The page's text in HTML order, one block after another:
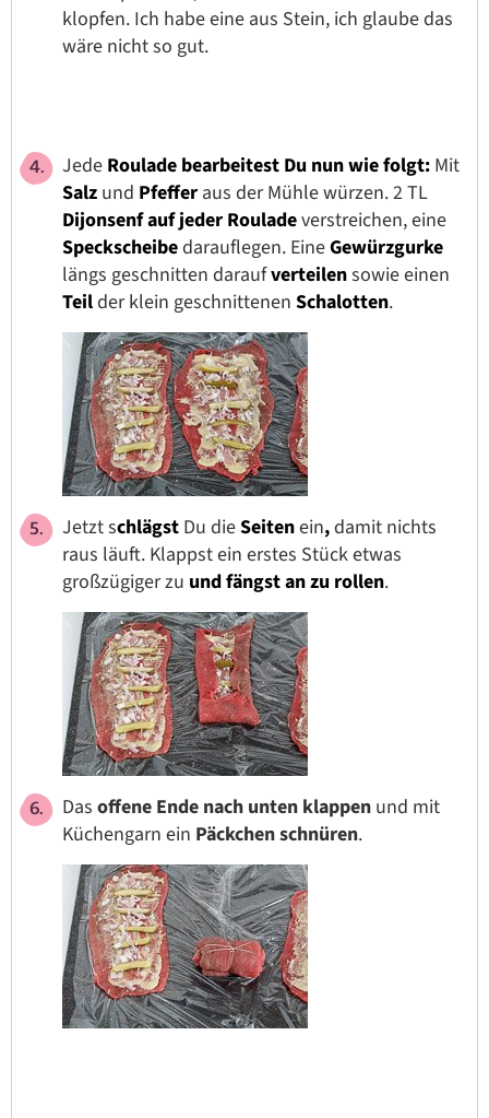
klopfen. Ich habe eine aus Stein, ich glaube das
wäre nicht so gut.
Jede Roulade bearbeitest Du nun wie folgt: Mit
Salz und Pfeffer aus der Mühle würzen. 2 TL
Dijonsenfauf jeder Rouladeverstreichen, eine
Speckscheibedarauflegen. EineGewürzgurke
längs geschnitten daraufverteilensowie einen
Teilder klein geschnittenen Schalotten.
Jetzt schlägst Du dieSeitenein,damit nichts
raus läuft. Klappst ein erstes Stück etwas
großzügiger zu und fängst an zu rollen.
Das offene Ende nach unten klappen und mit
Küchengarn ein Päckchen schnüren.